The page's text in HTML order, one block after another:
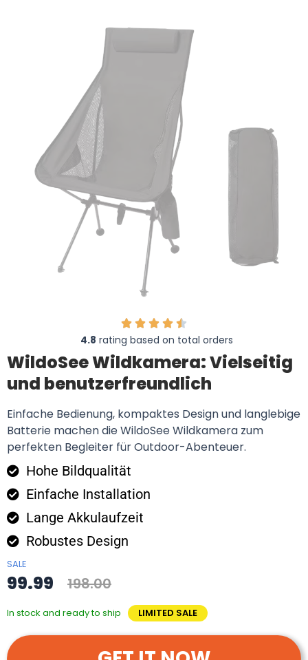
4.8 rating based on total orders
WildoSee Wildkamera: Vielseitig
und benutzerfreundlich
Einfache Bedienung, kompaktes Design und langlebige
Batterie machen die WildoSee Wildkamera zum
perfekten Begleiter für Outdoor-Abenteuer.
Hohe Bildqualität
Einfache Installation
Lange Akkulaufzeit
Robustes Design
SALE
99.99 198.00
In stock and ready to ship LIMITED SALE